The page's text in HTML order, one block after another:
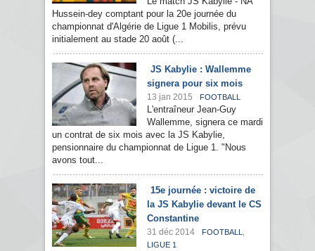
Hussein-dey comptant pour la 20e journée du
championnat d'Algérie de Ligue 1 Mobilis, prévu
initialement au stade 20 août (...
JS Kabylie : Wallemme
signera pour six mois
13 jan 2015 FOOTBALL
L'entraîneur Jean-Guy
Wallemme, signera ce mardi
un contrat de six mois avec la JS Kabylie,
pensionnaire du championnat de Ligue 1. "Nous
avons tout...
15e journée : victoire de
la JS Kabylie devant le CS
Constantine
31 déc 2014 FOOTBALL ,
LIGUE 1